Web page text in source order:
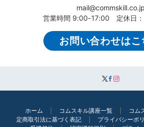
mail@commskill.co.jp
営業時間 9:00-17:00 定休日：
お問い合わせはこ
ホーム コムスキル講座一覧 コム
定商取引法に基づく表記
プライバシーポ